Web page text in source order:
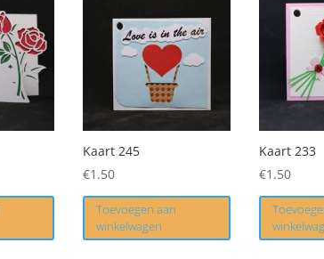
Kaart 245
€1.50
Toevoegen aan
winkelwagen
Kaart 233
€1.50